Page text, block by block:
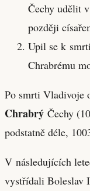
Čechy udělit
později
Upil se k
Chrabrému
Po smrti Vladivoje
Chrabrý Čechy
podstatně déle,
V následujících
vystřídali Boleslav